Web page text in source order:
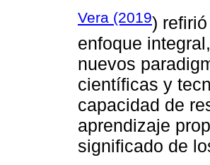
Vera (2019)
enfoque
nuevos
científicas y
capacidad de
aprendizaje
significado de